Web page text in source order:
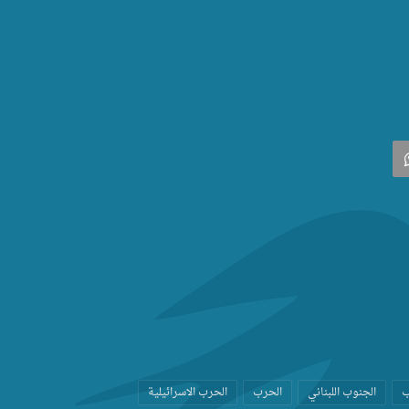
واتساب
الجنوب اللبناني الحرب الحرب الاسرائيلية